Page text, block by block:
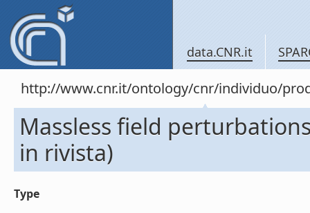
data.CNR.it
http://www.cnr.it/ontology/cnr/individuo/
Massless field
in rivista)
Type